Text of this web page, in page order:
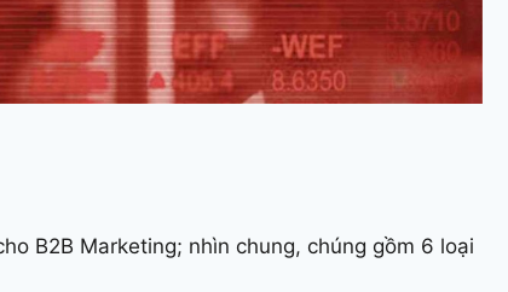
B2B Marketing; nhìn chung, chúng gồm 6 loại